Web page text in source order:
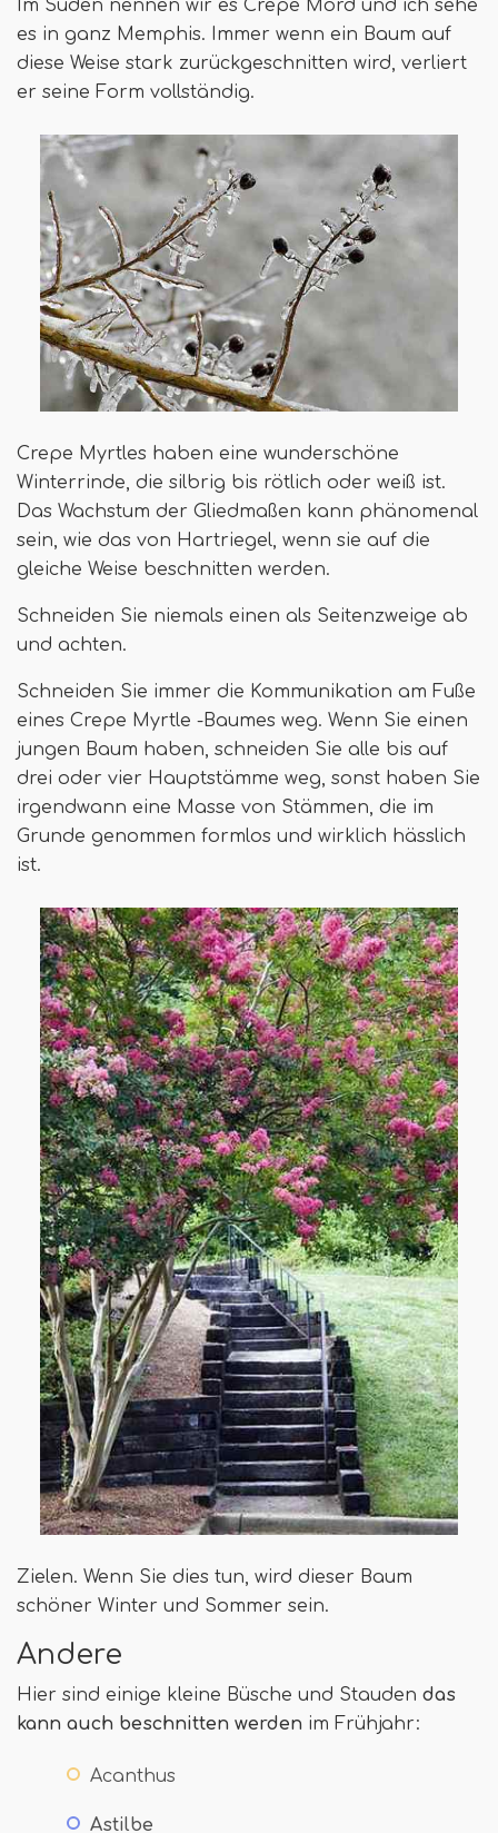
Im Süden nennen wir es Crepe Mord und ich sehe
es in ganz Memphis. Immer wenn ein Baum auf
diese Weise stark zurückgeschnitten wird, verliert
er seine Form vollständig.
Crepe Myrtles haben eine wunderschöne
Winterrinde, die silbrig bis rötlich oder weiß ist.
Das Wachstum der Gliedmaßen kann phänomenal
sein, wie das von Hartriegel, wenn sie auf die
gleiche Weise beschnitten werden.
Schneiden Sie niemals einen als Seitenzweige ab
und achten.
Schneiden Sie immer die Kommunikation am Fuße
eines Crepe Myrtle -Baumes weg. Wenn Sie einen
jungen Baum haben, schneiden Sie alle bis auf
drei oder vier Hauptstämme weg, sonst haben Sie
irgendwann eine Masse von Stämmen, die im
Grunde genommen formlos und wirklich hässlich
ist.
Zielen. Wenn Sie dies tun, wird dieser Baum
schöner Winter und Sommer sein.
Andere
Hier sind einige kleine Büsche und Stauden das
kann auch beschnitten werden im Frühjahr:
Acanthus
Astilbe